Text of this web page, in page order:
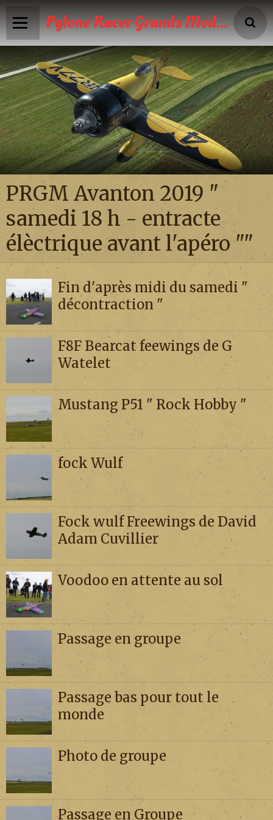
Pylone Racer Grands Modèles
Accueil
Infos
Calendrier
Reportages photos
News
Vidéos
Boutique
Galeries photos
Divers
Liens
PRGM Avanton 2019 "
samedi 18 h - entracte
élèctrique avant l'apéro ""
Fin d'après midi du samedi "
décontraction "
F8F Bearcat feewings de G
Watelet
Mustang P51 " Rock Hobby "
fock Wulf
Fock wulf Freewings de David
Adam Cuvillier
Voodoo en attente au sol
Passage en groupe
Passage bas pour tout le
monde
Photo de groupe
Passage en Groupe